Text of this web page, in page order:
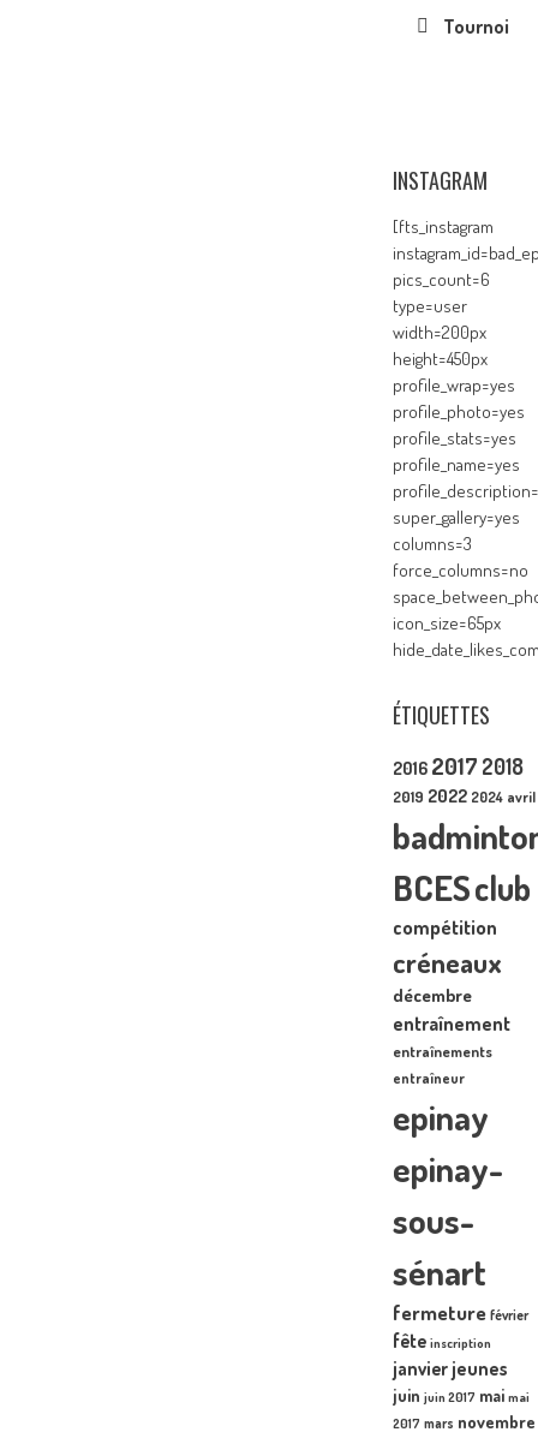
Tournoi
INSTAGRAM
[fts_instagram
pics_count=6
type=user
width=200px
height=450px
profile_wrap=yes
profile_photo=yes
profile_stats=yes
profile_name=yes
super_gallery=yes
columns=3
force_columns=no
icon_size=65px
ÉTIQUETTES
2016 2017 2018
2019 2022 2024 avril
BCESclub
compétition
créneaux
décembre
entraînement
entraînements
entraîneur
epinay
epinay-
sous-
sénart
fermeture février
fête inscription
janvier jeunes
juin juin 2017 mai mai
2017 mars novembre